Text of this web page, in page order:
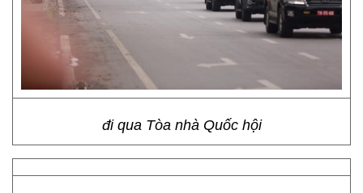
đi qua Tòa nhà Quốc hội